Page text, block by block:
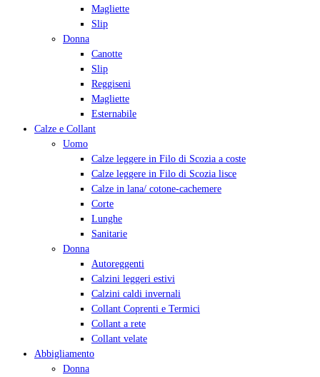
Magliette
Slip
Donna
Canotte
Slip
Reggiseni
Magliette
Esternabile
Calze e Collant
Uomo
Calze leggere in Filo di Scozia a coste
Calze leggere in Filo di Scozia lisce
Calze in lana/ cotone-cachemere
Corte
Lunghe
Sanitarie
Donna
Autoreggenti
Calzini leggeri estivi
Calzini caldi invernali
Collant Coprenti e Termici
Collant a rete
Collant velate
Abbigliamento
Donna